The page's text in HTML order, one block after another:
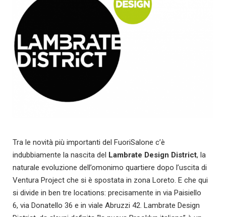
Tra le novità più importanti del FuoriSalone c’è
indubbiamente la nascita del Lambrate Design District, la
naturale evoluzione dell’omonimo quartiere dopo l’uscita di
Ventura Project che si è spostata in zona Loreto. E che qui
si divide in ben tre locations: precisamente in via Paisiello
6, via Donatello 36 e in viale Abruzzi 42. Lambrate Design